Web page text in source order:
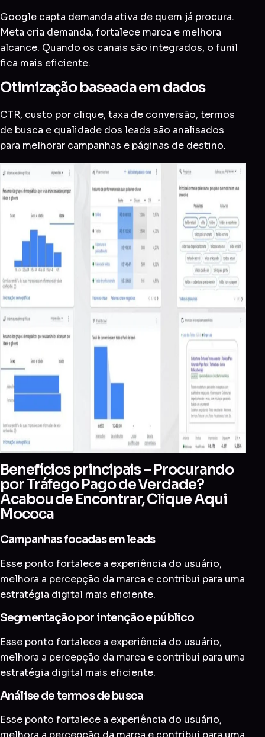
Google capta demanda ativa de quem já procura.
Meta cria demanda, fortalece marca e melhora
alcance. Quando os canais são integrados, o funil
fica mais eficiente.
Otimização baseada em dados
CTR, custo por clique, taxa de conversão, termos
de busca e qualidade dos leads são analisados
para melhorar campanhas e páginas de destino.
Benefícios principais – Procurando
por Tráfego Pago de Verdade?
Acabou de Encontrar, Clique Aqui
Mococa
Campanhas focadas em leads
Esse ponto fortalece a experiência do usuário,
melhora a percepção da marca e contribui para uma
estratégia digital mais eficiente.
Segmentação por intenção e público
Esse ponto fortalece a experiência do usuário,
melhora a percepção da marca e contribui para uma
estratégia digital mais eficiente.
Análise de termos de busca
Esse ponto fortalece a experiência do usuário,